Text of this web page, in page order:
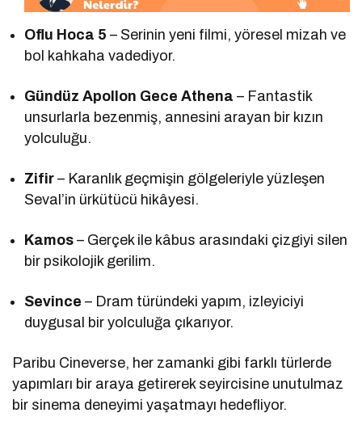
Oflu Hoca 5 – Serinin yeni filmi, yöresel mizah ve
bol kahkaha vadediyor.
Gündüz Apollon Gece Athena – Fantastik
unsurlarla bezenmiş, annesini arayan bir kızın
yolculuğu.
Zifir – Karanlık geçmişin gölgeleriyle yüzleşen
Seval’in ürkütücü hikâyesi.
Kamos – Gerçek ile kâbus arasındaki çizgiyi silen
bir psikolojik gerilim.
Sevince – Dram türündeki yapım, izleyiciyi
duygusal bir yolculuğa çıkarıyor.
Paribu Cineverse, her zamanki gibi farklı türlerde
yapımları bir araya getirerek seyircisine unutulmaz
bir sinema deneyimi yaşatmayı hedefliyor.